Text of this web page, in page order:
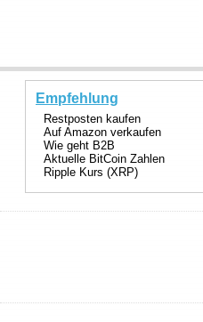
Empfehlung
Restposten kaufen
Auf Amazon verkaufen
Wie geht B2B
Aktuelle BitCoin Zahlen
Ripple Kurs (XRP)